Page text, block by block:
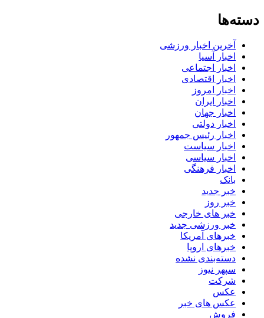
دسته‌ها
آخرین اخبار ورزشی
اخبار آسیا
اخبار اجتماعی
اخبار اقتصادی
اخبار امروز
اخبار ایران
اخبار جهان
اخبار دولتی
اخبار رئیس جمهور
اخبار سیاست
اخبار سیاسی
اخبار فرهنگی
بانک
خبر جدید
خبر روز
خبر های خارجی
خبر ورزشی جدید
خبرهای آمریکا
خبرهای اروپا
دسته‌بندی نشده
سپهر نیوز
شرکت
عکس
عکس های خبر
فروش